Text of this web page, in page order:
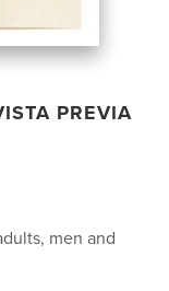
PREVIA
men and